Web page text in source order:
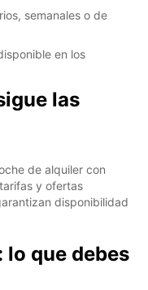
semanales o de
en los
las
de alquiler con
y ofertas
disponibilidad
que debes